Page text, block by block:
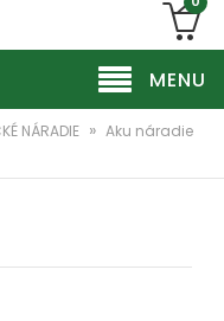
MENU
NÁRADIE » Aku náradie